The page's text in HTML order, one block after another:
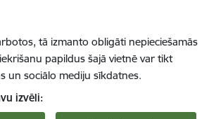
tā izmanto obligāti nepieciešamās
papildus šajā vietnē var tikt
un sociālo mediju sīkdatnes.
izvēli: